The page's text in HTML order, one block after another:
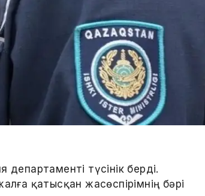
түсінік берді.
қатысқан жасөспірімнің бәрі